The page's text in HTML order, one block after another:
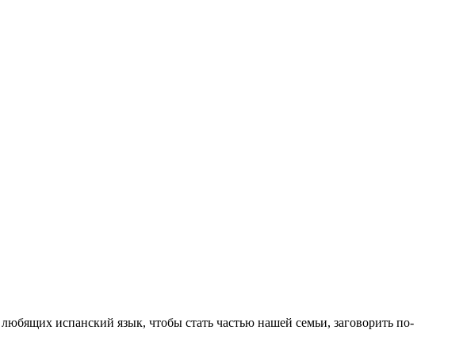
испанский язык, чтобы стать частью нашей семьи, заговорить по-